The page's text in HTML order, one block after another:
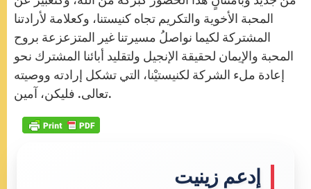
المحبة الأخوية والتكريم تجاه كنيستنا، وكعلامة لأرادتنا
المشتركة لكيما نواصلُ مسيرتنا غير المتزعزعة بروح
المحبة والإيمان لحقيقة الإنجيل ولتقليد أبائنا المشترك نحو
إعادة ملء الشركة لكنيستيْنا، التي تشكل إرادته ووصيته
تعالى. فليكن، آمين.
إدعم زينيت